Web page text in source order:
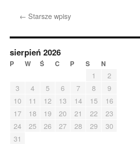
← Starsze wpisy
sierpień 2026
P W Ś C P S N
1
2
3
4 5 6 7 8
9
10
11 12 13 14 15
16
17
18 19 20 21 22
23
24
25 26 27 28 29
30
31